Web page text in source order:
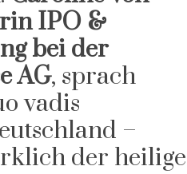
IPO &
bei der
AG,​ sprach
vadis
–
der heilige